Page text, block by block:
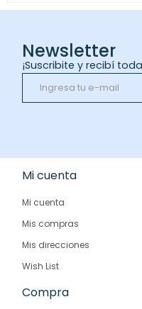
Newsletter
¡Suscribite y recibí
Mi cuenta
Mi cuenta
Mis compras
Mis direcciones
Wish List
Compra